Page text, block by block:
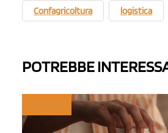
Confagricoltura logistica
POTREBBE